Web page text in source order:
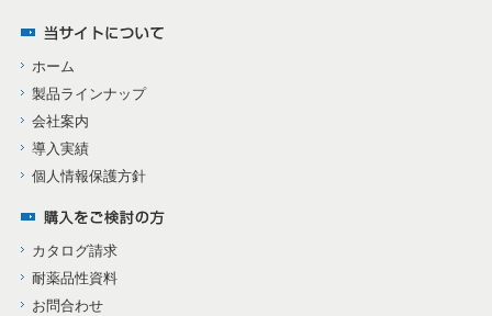
ホーム
製品ラインナップ
会社案内
導入実績
個人情報保護方針
カタログ請求
耐薬品性資料
お問合わせ